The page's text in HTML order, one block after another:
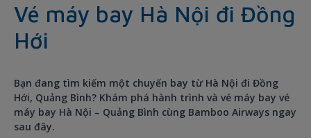
Vé máy bay Hà Nội đi Đồng
Hới
Bạn đang tìm kiếm một chuyến bay từ Hà Nội đi Đồng
Hới, Quảng Bình? Khám phá hành trình và vé máy bay vé
máy bay Hà Nội – Quảng Bình cùng Bamboo Airways ngay
sau đây.